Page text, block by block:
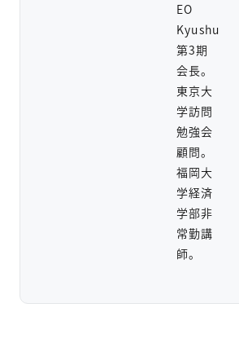
EO
Kyushu
第3期
会長。
東京大
学訪問
勉強会
顧問。
福岡大
学経済
学部非
常勤講
師。